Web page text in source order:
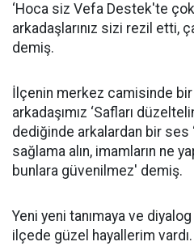
‘Hoca siz Vefa Destek'te
arkadaşlarınız sizi rezil etti,
demiş.
İlçenin merkez camisinde bir
arkadaşımız ‘Safları
dediğinde arkalardan bir ses
sağlama alın, imamların ne
bunlara güvenilmez' demiş.
Yeni yeni tanımaya ve
ilçede güzel hayallerim vardı.